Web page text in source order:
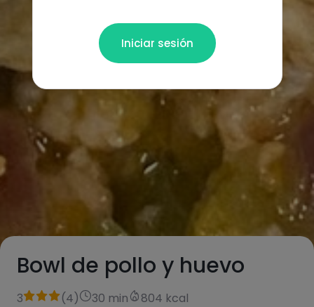
Bowl de pollo y huevo
3 (4) 30 min 804 kcal
Iniciar sesión